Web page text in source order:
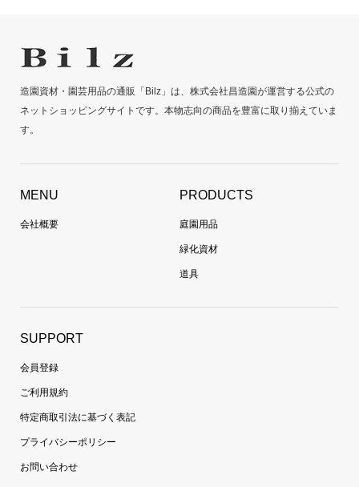
造園資材・園芸用品の通販「Bilz」は、株式会社昌造園が運営する公式の
ネットショッピングサイトです。本物志向の商品を豊富に取り揃えていま
す。
MENU
会社概要
PRODUCTS
庭園用品
緑化資材
道具
SUPPORT
会員登録
ご利用規約
特定商取引法に基づく表記
プライバシーポリシー
お問い合わせ